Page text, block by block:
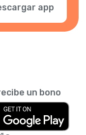
app
un bono